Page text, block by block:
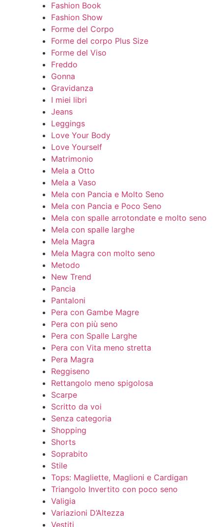
Fashion Book
Fashion Show
Forme del Corpo
Forme del corpo Plus Size
Forme del Viso
Freddo
Gonna
Gravidanza
I miei libri
Jeans
Leggings
Love Your Body
Love Yourself
Matrimonio
Mela a Otto
Mela a Vaso
Mela con Pancia e Molto Seno
Mela con Pancia e Poco Seno
Mela con spalle arrotondate e molto seno
Mela con spalle larghe
Mela Magra
Mela Magra con molto seno
Metodo
New Trend
Pancia
Pantaloni
Pera con Gambe Magre
Pera con più seno
Pera con Spalle Larghe
Pera con Vita meno stretta
Pera Magra
Reggiseno
Rettangolo meno spigolosa
Scarpe
Scritto da voi
Senza categoria
Shopping
Shorts
Soprabito
Stile
Tops: Magliette, Maglioni e Cardigan
Triangolo Invertito con poco seno
Valigia
Variazioni D’Altezza
Vestiti